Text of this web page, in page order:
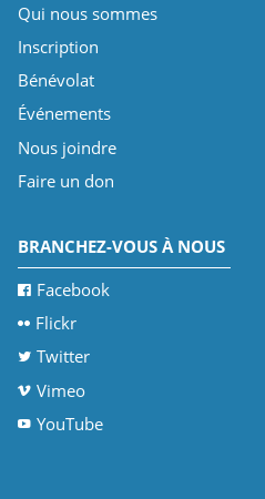
Qui nous sommes
Inscription
Bénévolat
Événements
Nous joindre
Faire un don
BRANCHEZ-VOUS À NOUS
Facebook
Flickr
Twitter
Vimeo
YouTube